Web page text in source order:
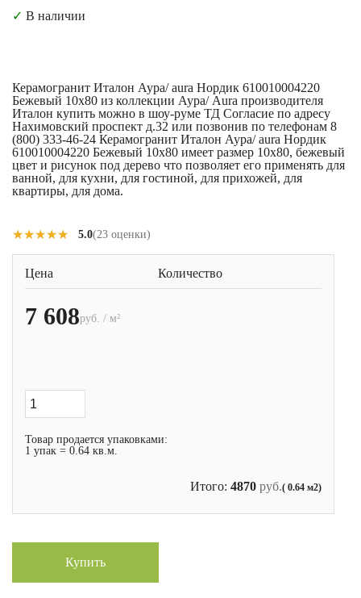
✓ В наличии
Керамогранит Италон Аура/ aura Нордик 610010004220
Бежевый 10x80 из коллекции Аура/ Aura производителя
Италон купить можно в шоу-руме ТД Согласие по адресу
Нахимовский проспект д.32 или позвонив по телефонам 8
(800) 333-46-24 Керамогранит Италон Аура/ aura Нордик
610010004220 Бежевый 10x80 имеет размер 10x80, бежевый
цвет и рисунок под дерево что позволяет его применять для
ванной, для кухни, для гостиной, для прихожей, для
квартиры, для дома.
★★★★★
★★★★★ 5.0(23 оценки)
Цена Количество
7 608руб. / м²
Товар продается упаковками:
1 упак = 0.64 кв.м.
Итого: 4870 руб.( 0.64 м2)
Купить